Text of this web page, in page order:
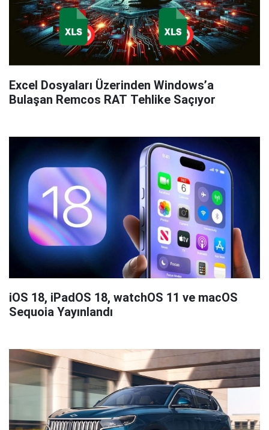
Excel Dosyaları Üzerinden Windows’a
Bulaşan Remcos RAT Tehlike Saçıyor
iOS 18, iPadOS 18, watchOS 11 ve macOS
Sequoia Yayınlandı